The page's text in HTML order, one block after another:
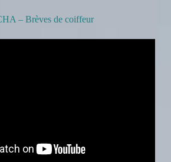
– Brèves de coiffeur